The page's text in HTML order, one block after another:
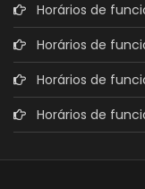
Horários de
Horários de
Horários de
Horários de